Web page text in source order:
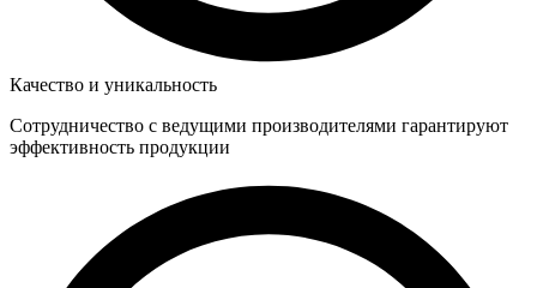
Качество и уникальность
Сотрудничество с ведущими производителями гарантируют
эффективность продукции